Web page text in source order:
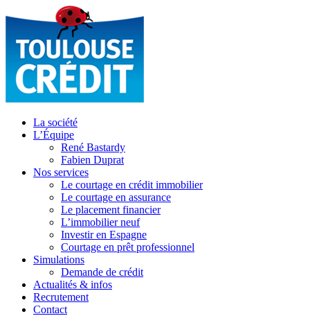
La société
L’Équipe
René Bastardy
Fabien Duprat
Nos services
Le courtage en crédit immobilier
Le courtage en assurance
Le placement financier
L’immobilier neuf
Investir en Espagne
Courtage en prêt professionnel
Simulations
Demande de crédit
Actualités & infos
Recrutement
Contact